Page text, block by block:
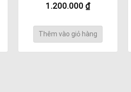
1.200.000 ₫
Thêm vào giỏ hàng